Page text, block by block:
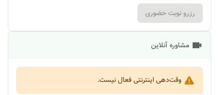
رزرو نوبت حضوری
مشاوره آنلاین
وقت‌دهی اینترنتی فعال نیست.